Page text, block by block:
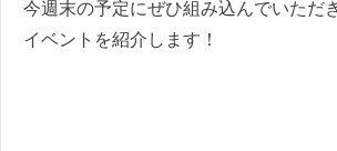
今週末の予定にぜひ組み込んでいただ
イベントを紹介します！